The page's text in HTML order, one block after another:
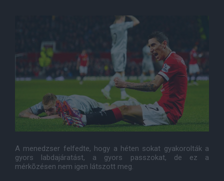
A menedzser felfedte, hogy a héten sokat gyakorolták a
gyors labdajáratást, a gyors passzokat, de ez a
mérkõzésen nem igen látszott meg.